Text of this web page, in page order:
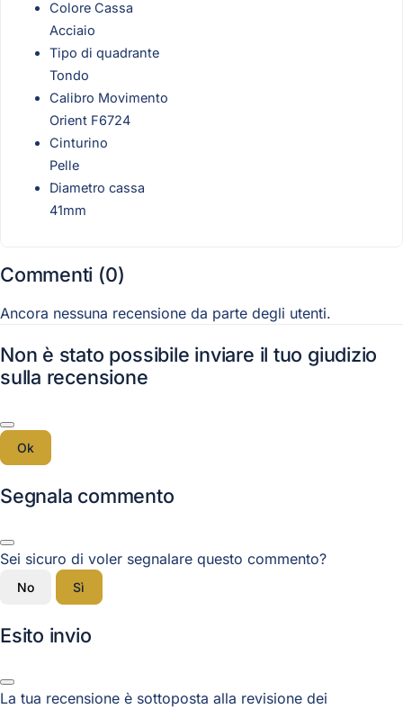
Colore Cassa
Acciaio
Tipo di quadrante
Tondo
Calibro Movimento
Orient F6724
Cinturino
Pelle
Diametro cassa
41mm
Commenti (0)
Ancora nessuna recensione da parte degli utenti.
Non è stato possibile inviare il tuo giudizio
sulla recensione
Ok
Segnala commento
Sei sicuro di voler segnalare questo commento?
No Sì
Esito invio
La tua recensione è sottoposta alla revisione dei